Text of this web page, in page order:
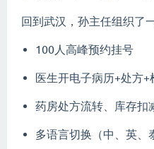
回到武汉，孙主任组织了
100人高峰预约挂号
医生开电子病历+处方+
药房处方流转、库存扣
多语言切换（中、英、